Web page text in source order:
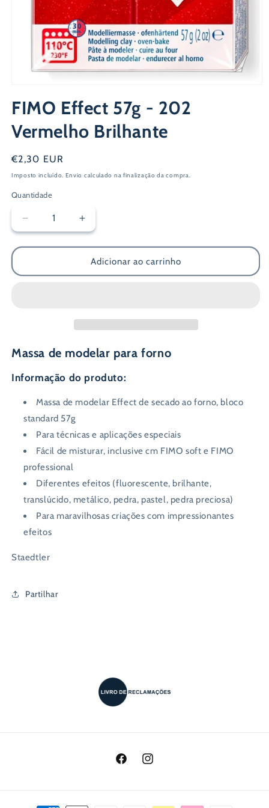
multimédia
1
em
modal
FIMO Effect 57g - 202
Vermelho Brilhante
Preço
normal
€2,30 EUR
Imposto incluído. Envio calculado na finalização da compra.
Quantidade
Diminuir
a
quantidade
FIMO
Brilhante
Aumentar
a
quantidade
de
FIMO
Brilhante
Adicionar ao carrinho
Massa de modelar para forno
Informação do produto:
Massa de modelar Effect de secado ao forno, bloco
standard 57g
Para técnicas e aplicações especiais
Fácil de misturar, inclusive cm FIMO soft e FIMO
professional
Diferentes efeitos (fluorescente, brilhante,
translúcido, metálico, pedra, pastel, pedra preciosa)
Para maravilhosas criações com impressionantes
efeitos
Staedtler
Partilhar
FacebookInstagram